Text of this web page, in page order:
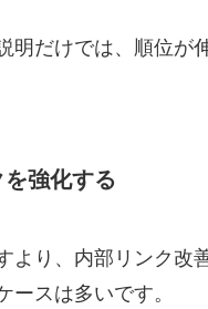
明だけでは、順位が
強化する
より、内部リンク改
ースは多いです。